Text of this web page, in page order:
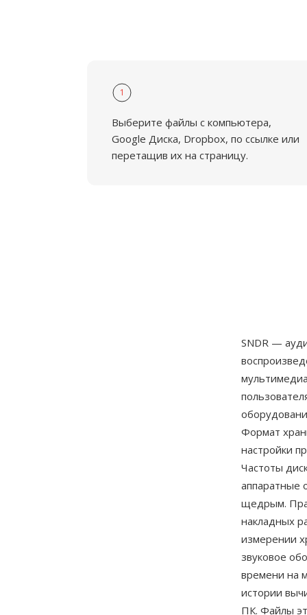
1
Выберите файлы с компьютера,
Google Диска, Dropbox, по ссылке или
перетащив их на страницу.
SNDR —
Формат
настройки
Частоты
аппаратные
щедрым.
накладных
измерении
звуковое
времени на
истории
ПК. Файлы